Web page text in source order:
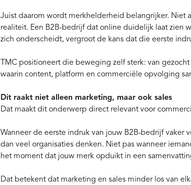
Juist daarom wordt merkhelderheid belangrijker. Niet
realiteit. Een B2B-bedrijf dat online duidelijk laat zien
zich onderscheidt, vergroot de kans dat die eerste
TMC positioneert die beweging zelf sterk: van
waarin content, platform en commerciële opvolging
Dit raakt niet alleen marketing, maar ook sales
Dat maakt dit onderwerp direct relevant voor
Wanneer de eerste indruk van jouw B2B-bedrijf
dan veel organisaties denken. Niet pas wanneer
het moment dat jouw merk opduikt in een
Dat betekent dat marketing en sales minder los van